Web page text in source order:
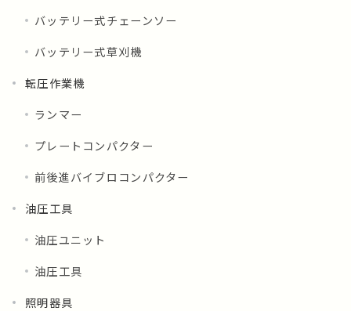
バッテリー式チェーンソー
バッテリー式草刈機
転圧作業機
ランマー
プレートコンパクター
前後進バイブロコンパクター
油圧工具
油圧ユニット
油圧工具
照明器具